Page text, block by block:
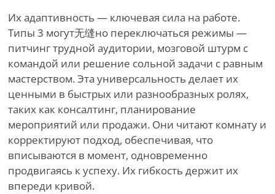
Их адаптивность — ключевая сила на работе.
Типы 3 могут无缝но переключаться режимы —
питчинг трудной аудитории, мозговой штурм с
командой или решение сольной задачи с равным
мастерством. Эта универсальность делает их
ценными в быстрых или разнообразных ролях,
таких как консалтинг, планирование
мероприятий или продажи. Они читают комнату и
корректируют подход, обеспечивая, что
вписываются в момент, одновременно
продвигаясь к успеху. Их гибкость держит их
впереди кривой.